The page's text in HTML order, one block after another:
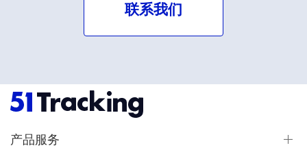
联系我们
产品服务